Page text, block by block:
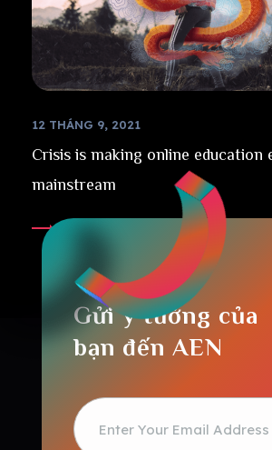
12 THÁNG 9, 2021
Crisis is making online education
mainstream
Gửi ý tưởng của
bạn đến AEN